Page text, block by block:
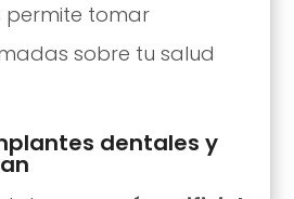
permite tomar
sobre tu salud
dentales y